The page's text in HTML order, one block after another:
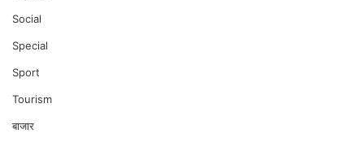
Social
Special
Sport
Tourism
बाजार